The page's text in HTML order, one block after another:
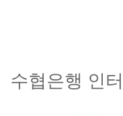
수협은행 인